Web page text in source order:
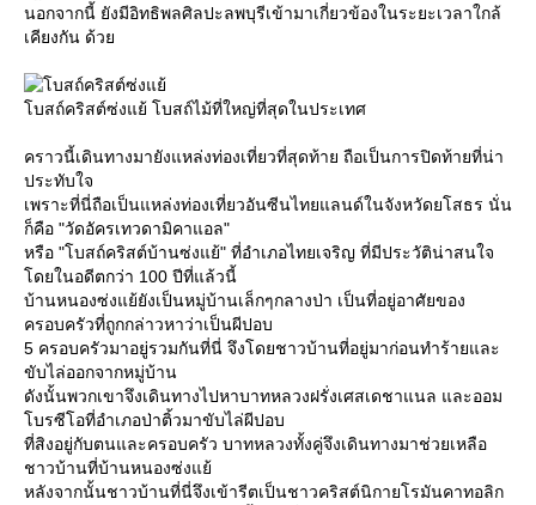
นอกจากนี้ ยังมีอิทธิพลศิลปะลพบุรีเข้ามาเกี่ยวข้องในระยะเวลาใกล้
เคียงกัน ด้ว
บสถ์คริสต์ซ่งแย้ โบสถ์ไม้ที่ใหญ่ที่สุดในประเทศ
คราวนี้เดินทางมายังแหล่งท่องเที่ยวที่สุดท้าย ถือเป็นการปิดท้ายที่น่า
ประทับใจ
เพราะที่นี่ถือเป็นแหล่งท่องเที่ยวอันซีนไทยแลนด์ในจังหวัดยโสธร นั่น
ก็คือ "วัดอัครเทวดามิคาแอล"
หรือ "โบสถ์คริสต์บ้านซ่งแย้" ที่อำเภอไทยเจริญ ที่มีประวัติน่าสนใจ
ดยในอดีตกว่า 100 ปีที่แล้วนี้
บ้านหนองซ่งแย้ยังเป็นหมู่บ้านเล็กๆกลางป่า เป็นที่อยู่อาศัยของ
ครอบครัวที่ถูกกล่าวหาว่าเป็นผีปอบ
5 ครอบครัวมาอยู่รวมกันที่นี่ จึงโดยชาวบ้านที่อยู่มาก่อนทำร้ายและ
ขับไล่ออกจากหมู่บ้าน
ดังนั้นพวกเขาจึงเดินทางไปหาบาทหลวงฝรั่งเศสเดชาแนล และออม
บรซีโอที่อำเภอป่าติ้วมาขับไล่ผีปอบ
ที่สิงอยู่กับตนและครอบครัว บาทหลวงทั้งคู่จึงเดินทางมาช่วยเหลือ
ชาวบ้านที่บ้านหนองซ่งแย้
หลังจากนั้นชาวบ้านที่นี่จึงเข้ารีตเป็นชาวคริสต์นิกายโรมันคาทอลิก